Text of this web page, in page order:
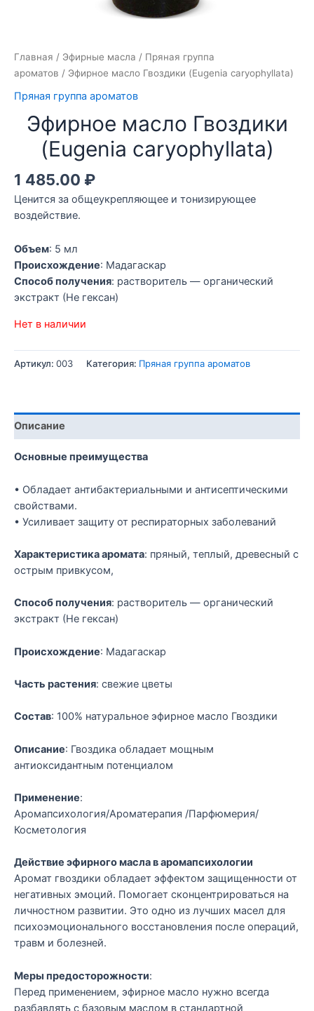
Главная / Эфирные масла / Пряная группа
ароматов / Эфирное масло Гвоздики (Eugenia caryophyllata)
Пряная группа ароматов
Эфирное масло Гвоздики
(Eugenia caryophyllata)
1 485.00 ₽
Ценится за общеукрепляющее и тонизирующее
воздействие.
Объем: 5 мл
Происхождение: Мадагаскар
Способ получения: растворитель — органический
экстракт (Не гексан)
Нет в наличии
Артикул: 003 Категория: Пряная группа ароматов
Описание
Основные преимущества
• Обладает антибактериальными и антисептическими
свойствами.
• Усиливает защиту от респираторных заболеваний
Характеристика аромата: пряный, теплый, древесный с
острым привкусом,
Способ получения: растворитель — органический
экстракт (Не гексан)
Происхождение: Мадагаскар
Часть растения: свежие цветы
Состав: 100% натуральное эфирное масло Гвоздики
Описание: Гвоздика обладает мощным
антиоксидантным потенциалом
Применение:
Аромапсихология/Ароматерапия /Парфюмерия/
Косметология
Действие эфирного масла в аромапсихологии
Аромат гвоздики обладает эффектом защищенности от
негативных эмоций. Помогает сконцентрироваться на
личностном развитии. Это одно из лучших масел для
психоэмоционального восстановления после операций,
травм и болезней.
Меры предосторожности:
Перед применением, эфирное масло нужно всегда
разбавлять с базовым маслом в стандартной